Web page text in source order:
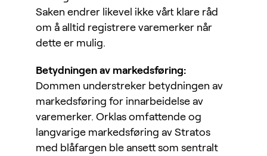
Saken endrer likevel ikke vårt klare råd
om å alltid registrere varemerker når
dette er mulig.
Betydningen av markedsføring:
Dommen understreker betydningen av
markedsføring for innarbeidelse av
varemerker. Orklas omfattende og
langvarige markedsføring av Stratos
med blåfargen ble ansett som sentralt